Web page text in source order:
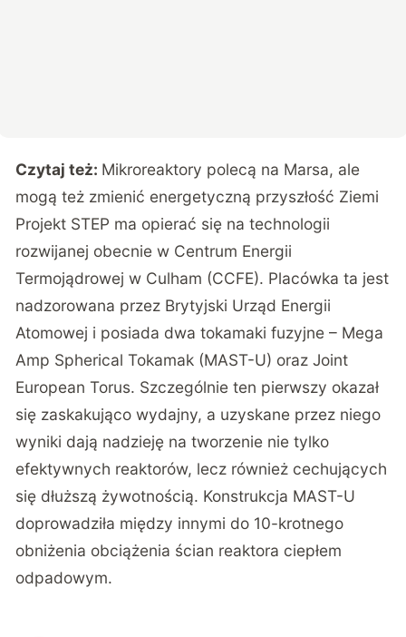
Czytaj też: Mikroreaktory polecą na Marsa, ale
mogą też zmienić energetyczną przyszłość Ziemi
Projekt STEP ma opierać się na technologii
rozwijanej obecnie w Centrum Energii
Termojądrowej w Culham (CCFE). Placówka ta jest
nadzorowana przez Brytyjski Urząd Energii
Atomowej i posiada dwa tokamaki fuzyjne – Mega
Amp Spherical Tokamak (MAST-U) oraz Joint
European Torus. Szczególnie ten pierwszy okazał
się zaskakująco wydajny, a uzyskane przez niego
wyniki dają nadzieję na tworzenie nie tylko
efektywnych reaktorów, lecz również cechujących
się dłuższą żywotnością. Konstrukcja MAST-U
doprowadziła między innymi do 10-krotnego
obniżenia obciążenia ścian reaktora ciepłem
odpadowym.